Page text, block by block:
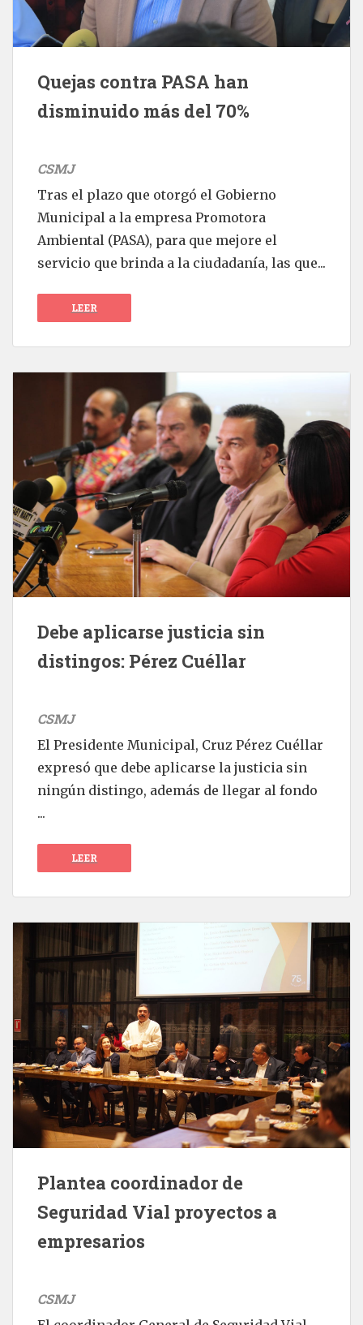
Quejas contra PASA han
disminuido más del 70%
CSMJ
Tras el plazo que otorgó el Gobierno
Municipal a la empresa Promotora
Ambiental (PASA), para que mejore el
servicio que brinda a la ciudadanía, las que...
LEER
Debe aplicarse justicia sin
distingos: Pérez Cuéllar
CSMJ
El Presidente Municipal, Cruz Pérez Cuéllar
expresó que debe aplicarse la justicia sin
ningún distingo, además de llegar al fondo
...
LEER
Plantea coordinador de
Seguridad Vial proyectos a
empresarios
CSMJ